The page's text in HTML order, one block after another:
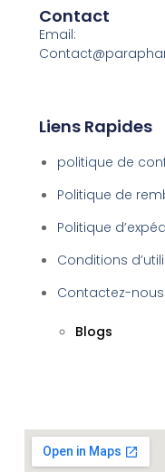
Contact
Email:
Liens Rapides
politique de
Politique de
Politique
Conditions
Contactez-nous
Blogs